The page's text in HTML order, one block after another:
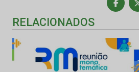
RELACIONADOS